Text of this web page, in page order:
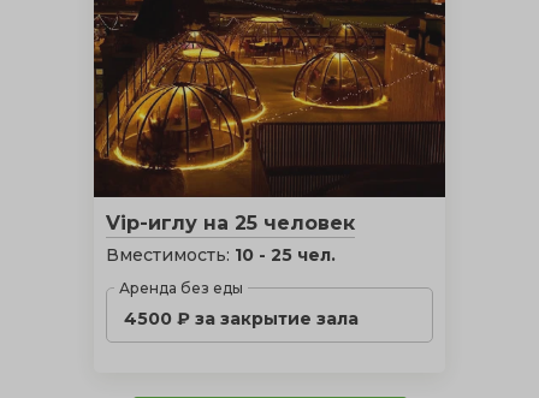
Vip-иглу на 25 человек
Вместимость: 10 - 25 чел.
Аренда без еды
4500 ₽ за закрытие зала